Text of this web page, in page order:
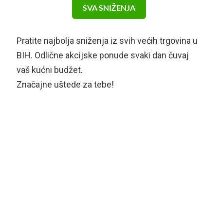
SVA SNIŽENJA
Pratite najbolja sniženja iz svih većih trgovina u
BIH. Odlične akcijske ponude svaki dan čuvaj
vaš kućni budžet.
Značajne uštede za tebe!